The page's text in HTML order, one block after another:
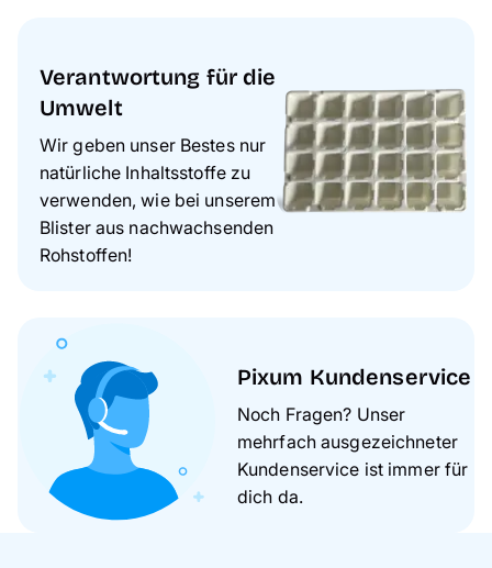
Verantwortung für die
Umwelt
Wir geben unser Bestes nur
natürliche Inhaltsstoffe zu
verwenden, wie bei unserem
Blister aus nachwachsenden
Rohstoffen!
Pixum Kundenservice
Noch Fragen? Unser
mehrfach ausgezeichneter
Kundenservice ist immer für
dich da.